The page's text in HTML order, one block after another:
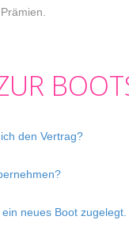
den Vertrag?
neues Boot